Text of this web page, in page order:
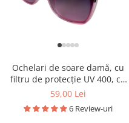
Ochelari de soare damă, cu
filtru de protecție UV 400, cu
toc cadou, OSD06
59,00 Lei
6 Review-uri